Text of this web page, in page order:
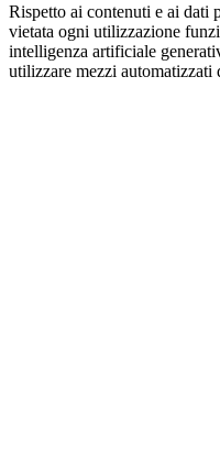
Rispetto ai contenuti e ai dati
vietata ogni utilizzazione
intelligenza artificiale
utilizzare mezzi automatizzati